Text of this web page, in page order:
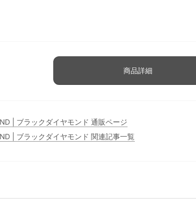
商品詳細
| ブラックダイヤモンド 通販ページ
| ブラックダイヤモンド 関連記事一覧